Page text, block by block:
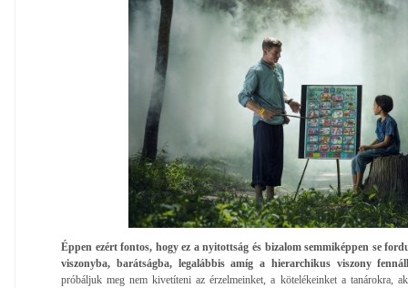
Éppen ezért fontos, hogy ez a nyitottság és bizalom semmiképpen se
viszonyba, barátságba, legalábbis amíg a hierarchikus viszony
próbáljuk meg nem kivetíteni az érzelmeinket, a kötelékeinket a tanárokra,